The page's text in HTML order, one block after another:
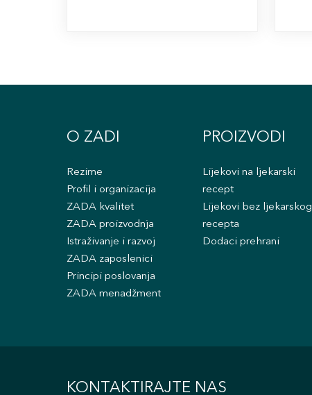
O ZADI
Rezime
Profil i organizacija
ZADA kvalitet
ZADA proizvodnja
Istraživanje i razvoj
ZADA zaposlenici
Principi poslovanja
ZADA menadžment
PROIZVODI
Lijekovi na ljekarski
recept
Lijekovi bez ljekarskog
recepta
Dodaci prehrani
KONTAKTIRAJTE NAS